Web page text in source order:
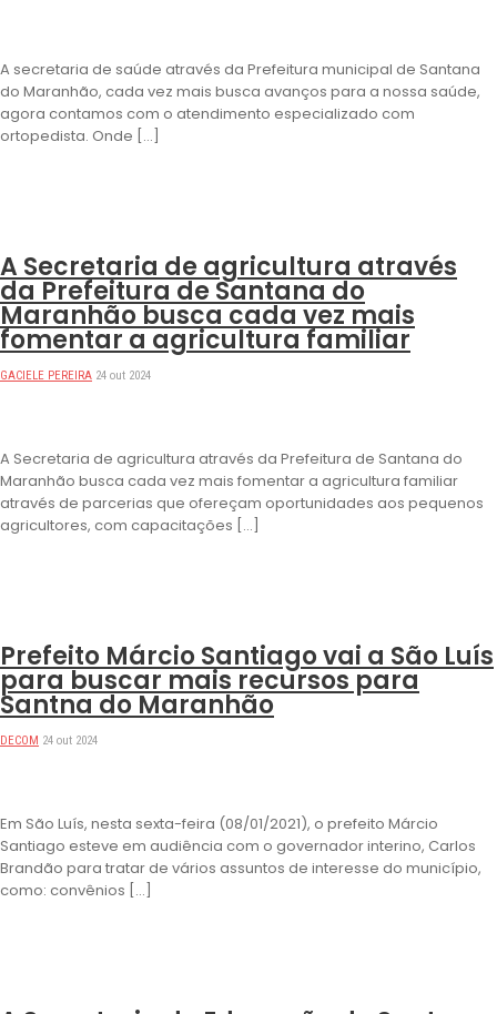
A secretaria de saúde através da Prefeitura municipal de Santana
do Maranhão, cada vez mais busca avanços para a nossa saúde,
agora contamos com o atendimento especializado com
ortopedista. Onde […]
A Secretaria de agricultura através
da Prefeitura de Santana do
Maranhão busca cada vez mais
fomentar a agricultura familiar
GACIELE PEREIRA 24 out 2024
A Secretaria de agricultura através da Prefeitura de Santana do
Maranhão busca cada vez mais fomentar a agricultura familiar
através de parcerias que ofereçam oportunidades aos pequenos
agricultores, com capacitações […]
Prefeito Márcio Santiago vai a São Luís
para buscar mais recursos para
Santna do Maranhão
DECOM 24 out 2024
Em São Luís, nesta sexta-feira (08/01/2021), o prefeito Márcio
Santiago esteve em audiência com o governador interino, Carlos
Brandão para tratar de vários assuntos de interesse do município,
como: convênios […]